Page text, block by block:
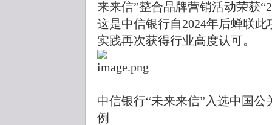
来来信”整合品牌营销活动荣获
这是中信银行自2024年后蝉联
实践再次获得行业高度认可。
中信银行“未来来信”入选中国
例